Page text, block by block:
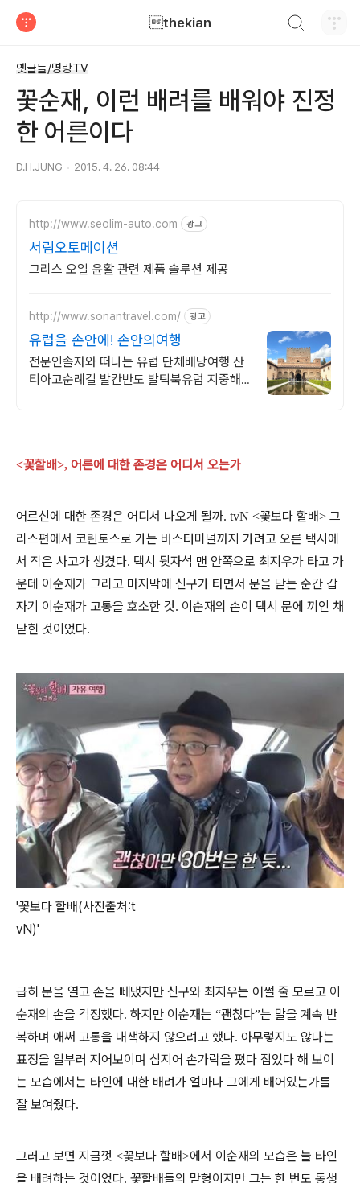
thekian
옛글들/명랑TV
꽃순재, 이런 배려를 배워야 진정
한 어른이다
D.H.JUNG 2015. 4. 26. 08:44
http://www.seolim-auto.com 광고
서림오토메이션
그리스 오일 윤활 관련 제품 솔루션 제공
http://www.sonantravel.com/ 광고
유럽을 손안에! 손안의여행
전문인솔자와 떠나는 유럽 단체배낭여행 산
티아고순례길 발칸반도 발틱북유럽 지중해
<꽃할배>, 어른에 대한 존경은 어디서 오는가
어르신에 대한 존경은 어디서 나오게 될까. tvN <꽃보다 할배> 그
리스편에서 코린토스로 가는 버스터미널까지 가려고 오른 택시에
서 작은 사고가 생겼다. 택시 뒷자석 맨 안쪽으로 최지우가 타고 가
운데 이순재가 그리고 마지막에 신구가 타면서 문을 닫는 순간 갑
자기 이순재가 고통을 호소한 것. 이순재의 손이 택시 문에 끼인 채
닫힌 것이었다.
'꽃보다 할배(사진출처:t
vN)'
급히 문을 열고 손을 빼냈지만 신구와 최지우는 어쩔 줄 모르고 이
순재의 손을 걱정했다. 하지만 이순재는 “괜찮다”는 말을 계속 반
복하며 애써 고통을 내색하지 않으려고 했다. 아무렇지도 않다는
표정을 일부러 지어보이며 심지어 손가락을 폈다 접었다 해 보이
는 모습에서는 타인에 대한 배려가 얼마나 그에게 배어있는가를
잘 보여줬다.
그러고 보면 지금껏 <꽃보다 할배>에서 이순재의 모습은 늘 타인
을 배려하는 것이었다. 꽃할배들의 맏형이지만 그는 한 번도 동생